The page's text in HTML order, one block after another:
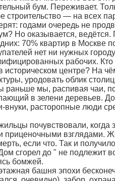
бум. Переживает.
— на всех
годами очередь не
Но оказывается, ведётся.
70% квартир в Москве
нет ни нужных
рабочих.
центре? На
уродовать облик
раньше мы, распивая чаи,
в зелени деревьев.
внуки, расторопные люди
почувствовали, когда
взглядами.
если что. Так и
сгорел до " не подлежит
бомжей.
башня эпохи